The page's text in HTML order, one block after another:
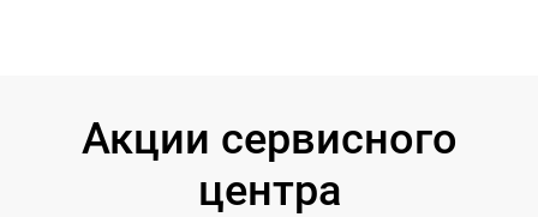
Акции сервисного
центра